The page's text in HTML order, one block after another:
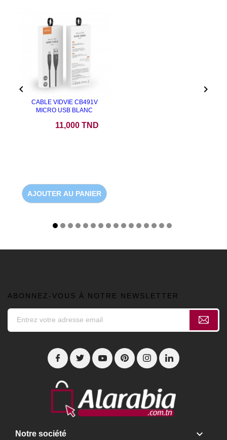
CABLE VIDVIE CB491V
MICRO USB BLANC
11,000 TND
AJOUTER AU PANIER
 
ABONNEZ-VOUS À NOTRE NEWSLETTER
Notre société 